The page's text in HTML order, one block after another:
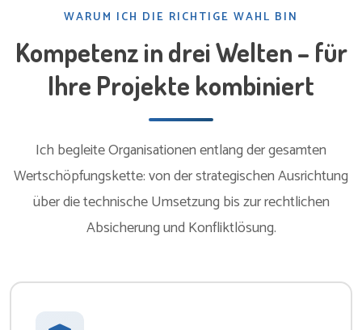
WARUM ICH DIE RICHTIGE WAHL BIN
Kompetenz in drei Welten – für
Ihre Projekte kombiniert
Ich begleite Organisationen entlang der gesamten
Wertschöpfungskette: von der strategischen Ausrichtung
über die technische Umsetzung bis zur rechtlichen
Absicherung und Konfliktlösung.